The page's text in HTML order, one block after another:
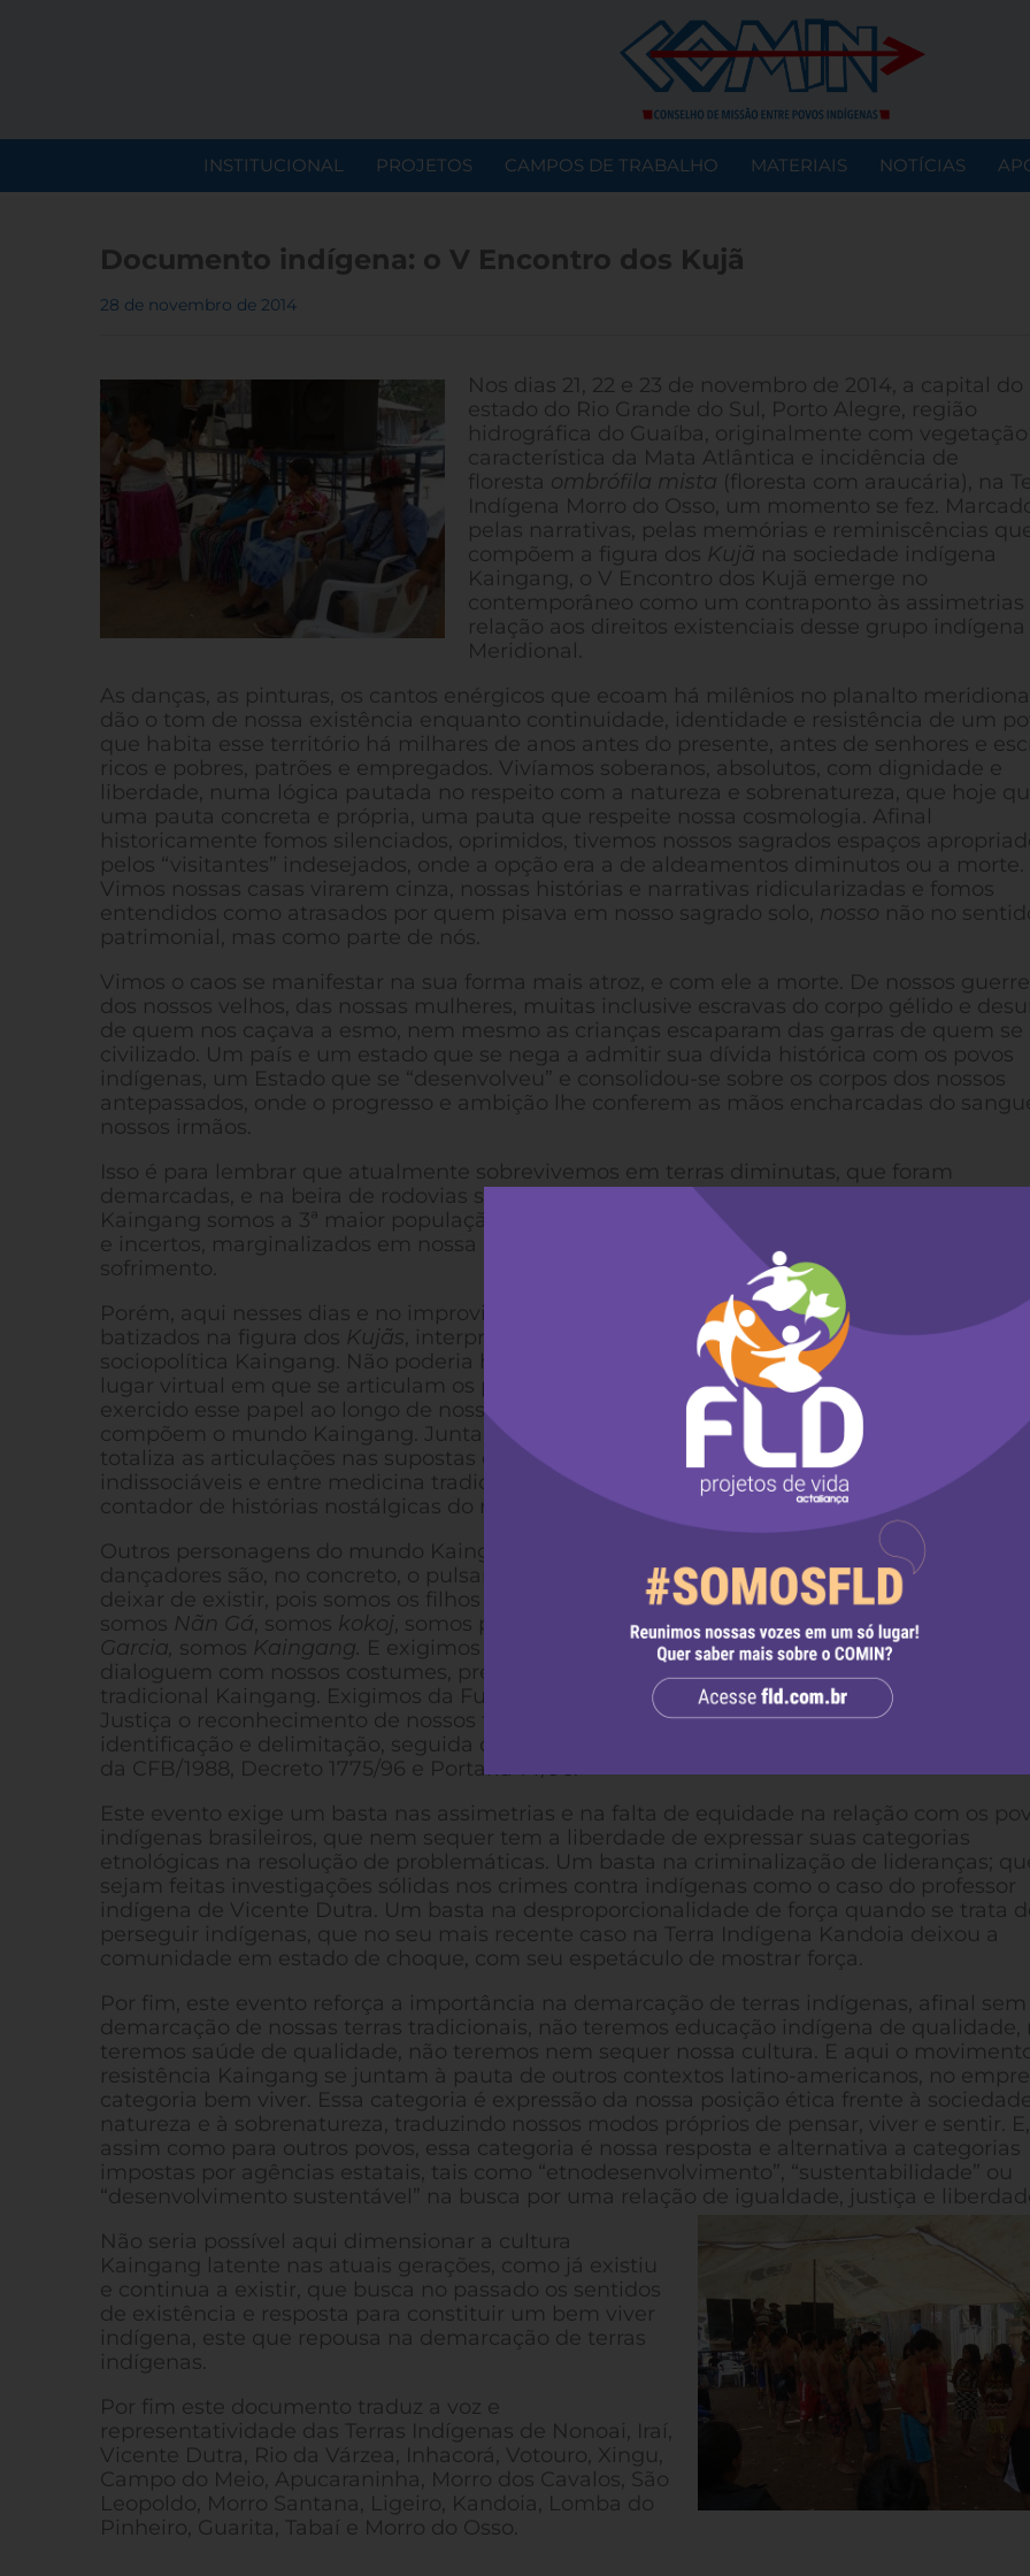
INSTITUCIONAL PROJETOS CAMPOS DE TRABALHO MATERIAIS NOTÍCIAS
Documento indígena: o V Encontro dos Kujã
28 de novembro de 2014
Nos dias 21, 22 e 23 de novembro de 2014, a capital do
estado do Rio Grande do Sul, Porto Alegre, região
hidrográfica do Guaíba, originalmente com vegetação
característica da Mata Atlântica e incidência de
floresta ombrófila mista (floresta com araucária), na
Indígena Morro do Osso, um momento se fez.
pelas narrativas, pelas memórias e reminiscências
compõem a figura dos Kujã na sociedade indígena
Kaingang, o V Encontro dos Kujã emerge no
contemporâneo como um contraponto às assimetrias
relação aos direitos existenciais desse grupo indígena
Meridional.
As danças, as pinturas, os cantos enérgicos que ecoam há milênios no planalto
dão o tom de nossa existência enquanto continuidade, identidade e resistência de um
que habita esse território há milhares de anos antes do presente, antes de senhores e
ricos e pobres, patrões e empregados. Vivíamos soberanos, absolutos, com dignidade e
liberdade, numa lógica pautada no respeito com a natureza e sobrenatureza, que hoje
uma pauta concreta e própria, uma pauta que respeite nossa cosmologia. Afinal
historicamente fomos silenciados, oprimidos, tivemos nossos sagrados espaços
pelos “visitantes” indesejados, onde a opção era a de aldeamentos diminutos ou a morte.
Vimos nossas casas virarem cinza, nossas histórias e narrativas ridicularizadas e fomos
entendidos como atrasados por quem pisava em nosso sagrado solo, nosso não no
patrimonial, mas como parte de nós.
Vimos o caos se manifestar na sua forma mais atroz, e com ele a morte. De nossos
dos nossos velhos, das nossas mulheres, muitas inclusive escravas do corpo gélido e
de quem nos caçava a esmo, nem mesmo as crianças escaparam das garras de quem se
civilizado. Um país e um estado que se nega a admitir sua dívida histórica com os povos
indígenas, um Estado que se “desenvolveu” e consolidou-se sobre os corpos dos nossos
antepassados, onde o progresso e ambição lhe conferem as mãos encharcadas do
nossos irmãos.
Isso é para lembrar que atualmente sobrevivemos em terras diminutas, que foram
demarcadas, e na beira de rodovias sem o mínimo de condições de um bem viver. Nós os
Kaingang somos a 3ª maior população de originários do Brasil e hoje vivemos os dias
e incertos, marginalizados em nossa própria terra, por uma sociedade que se fez sobre o
sofrimento.
Porém, aqui nesses dias e no improviso de estruturas, ressignificamos nossa luta e
batizados na figura dos Kujãs, interpretado por muitos como eixo semântico na
sociopolítica Kaingang. Não poderia haver relação mais prática, pois se o eixo semântico é
lugar virtual em que se articulam os pólos opostos criadores da significação, o
exercido esse papel ao longo de nossa existência entre
Kamê e Kairu , as duas metades
compõem o mundo Kaingang. Juntamente com outros seres e símbolos, o
transita e
totaliza as articulações nas supostas oposições das metades, que são inexoravelmente
indissociáveis e entre medicina tradicional, tradutor das falas da floresta, dançador, cantor
contador de histórias nostálgicas do nosso povo, essa figura é símbolo de nossa resistência.
Outros personagens do mundo Kaingang, como as parteiras tradicionais e os guerreiros
dançadores são, no concreto, o pulsar de uma identidade que aqui afirma e grita que não
deixar de existir, pois somos os filhos da mata, os piolhos da mata, o espírito da mata,
somos Nãn Gá, somos kokoj, somos pó, somos Ka fár, somosJorge Kagnõn
Garcia, somos Kaingang. E exigimos respeito as nossas pautas, exigimos que órgãos
dialoguem com nossos costumes, presentes nos
, nas parteiras, e valorize a
tradicional Kaingang. Exigimos da Fundação Nacional do Índio/FUNAI e do Ministério da
Justiça o reconhecimento de nossos territórios por parte do Estado brasileiro, solicitamos
identificação e delimitação, seguida da demarcação e homologação nos termos do artigo
da CFB/1988, Decreto 1775/96 e Portaria 14/96.
Este evento exige um basta nas assimetrias e na falta de equidade na relação com os
indígenas brasileiros, que nem sequer tem a liberdade de expressar suas categorias
etnológicas na resolução de problemáticas. Um basta na criminalização de lideranças;
sejam feitas investigações sólidas nos crimes contra indígenas como o caso do professor
indígena de Vicente Dutra. Um basta na desproporcionalidade de força quando se trata
perseguir indígenas, que no seu mais recente caso na Terra Indígena Kandoia deixou a
comunidade em estado de choque, com seu espetáculo de mostrar força.
Por fim, este evento reforça a importância na demarcação de terras indígenas, afinal sem
demarcação de nossas terras tradicionais, não teremos educação indígena de qualidade,
teremos saúde de qualidade, não teremos nem sequer nossa cultura. E aqui o
resistência Kaingang se juntam à pauta de outros contextos latino-americanos, no
categoria bem viver. Essa categoria é expressão da nossa posição ética frente à
natureza e à sobrenatureza, traduzindo nossos modos próprios de pensar, viver e sentir. E,
assim como para outros povos, essa categoria é nossa resposta e alternativa a categorias
impostas por agências estatais, tais como “etnodesenvolvimento”, “sustentabilidade” ou
“desenvolvimento sustentável” na busca por uma relação de igualdade, justiça e
Não seria possível aqui dimensionar a cultura
Kaingang latente nas atuais gerações, como já existiu
e continua a existir, que busca no passado os sentidos
de existência e resposta para constituir um bem viver
indígena, este que repousa na demarcação de terras
indígenas.
Por fim este documento traduz a voz e
representatividade das Terras Indígenas de Nonoai, Iraí,
Vicente Dutra, Rio da Várzea, Inhacorá, Votouro, Xingu,
Campo do Meio, Apucaraninha, Morro dos Cavalos, São
Leopoldo, Morro Santana, Ligeiro, Kandoia, Lomba do
Pinheiro, Guarita, Tabaí e Morro do Osso.